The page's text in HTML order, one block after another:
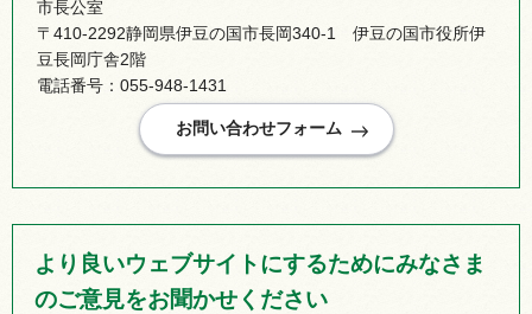
市長公室
〒410-2292静岡県伊豆の国市長岡340-1 伊豆の国市役所伊
豆長岡庁舎2階
電話番号：055-948-1431
より良いウェブサイトにするためにみなさま
のご意見をお聞かせください